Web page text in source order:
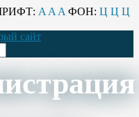
A A A ФОН: Ц Ц Ц
сайт